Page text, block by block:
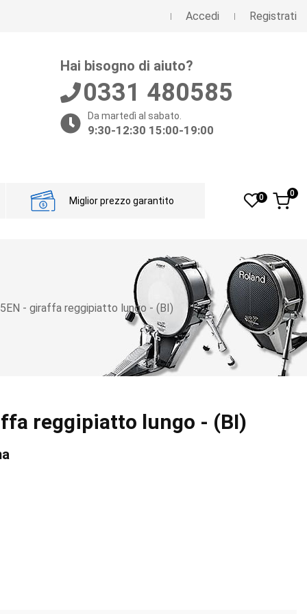
Accedi Registrati
Hai bisogno di aiuto?
0331 480585
Da martedì al sabato.
9:30-12:30 15:00-19:00
Miglior prezzo garantito 0 0
- giraffa reggipiatto lungo - (BI)
reggipiatto lungo - (BI)